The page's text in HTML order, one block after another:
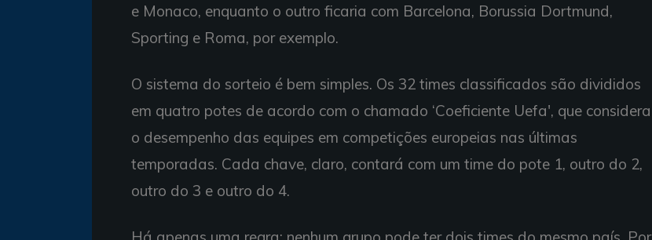
e Monaco, enquanto o outro ficaria com Barcelona, Borussia Dortmund,
Sporting e Roma, por exemplo.
O sistema do sorteio é bem simples. Os 32 times classificados são divididos
em quatro potes de acordo com o chamado ‘Coeficiente Uefa', que considera
o desempenho das equipes em competições europeias nas últimas
temporadas. Cada chave, claro, contará com um time do pote 1, outro do 2,
outro do 3 e outro do 4.